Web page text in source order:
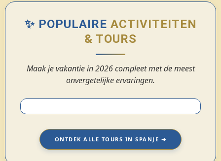
✨ POPULAIRE ACTIVITEITEN
& TOURS
Maak je vakantie in 2026 compleet met de meest
onvergetelijke ervaringen.
ONTDEK ALLE TOURS IN SPANJE ➔